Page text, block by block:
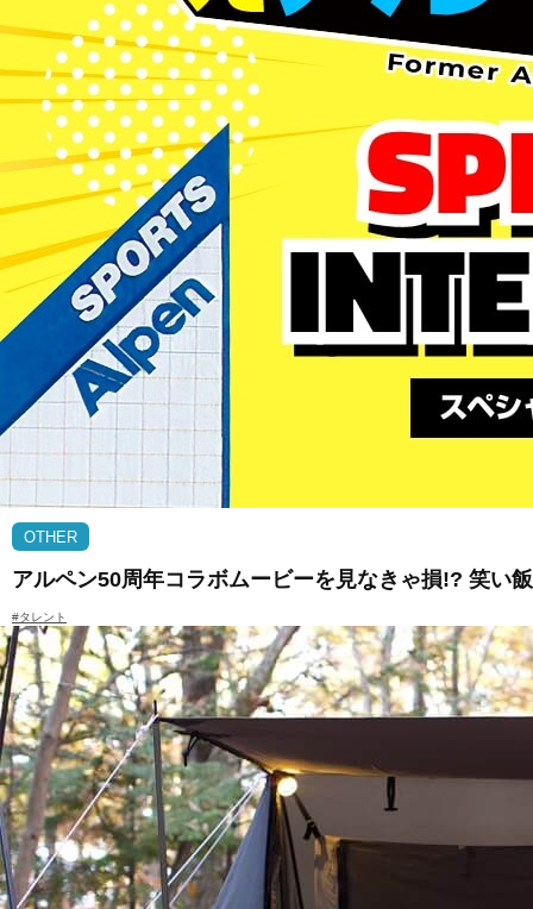
OTHER
アルペン50周年コラボムービーを見なきゃ損!? 笑い
#タレント